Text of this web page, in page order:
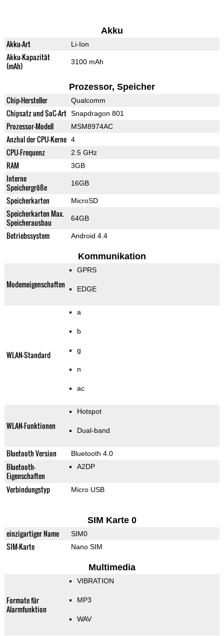
Akku
Akku-Art Li-Ion
Akku-Kapazität
(mAh)
3100 mAh
Prozessor, Speicher
Chip-Hersteller Qualcomm
Chipsatz und SoC-Art Snapdragon 801
Prozessor-Modell MSM8974AC
Anzhal der CPU-Kerne 4
CPU-Frequenz 2.5 GHz
RAM 3GB
Interne
Speichergröße
16GB
Speicherkarten MicroSD
Speicherkarten Max.
Speicherausbau
64GB
Betriebssystem Android 4.4
Kommunikation
Modemeigenschaften
GPRS
EDGE
WLAN-Standard
a
b
g
n
ac
WLAN-Funktionen
Hotspot
Dual-band
Bluetooth Version Bluetooth 4.0
Bluetooth-
Eigenschaften
A2DP
Verbindungstyp Micro USB
SIM Karte 0
einzigartiger Name SIM0
SIM-Karte Nano SIM
Multimedia
Formate für
Alarmfunktion
VIBRATION
MP3
WAV